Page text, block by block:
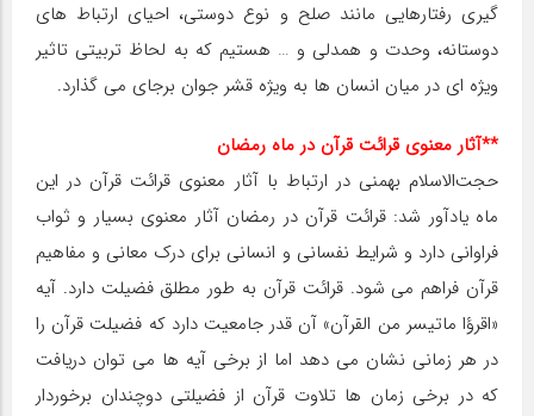
گیری رفتارهایی مانند صلح و نوع دوستی، احیای ارتباط های
دوستانه، وحدت و همدلی و … هستیم که به لحاظ تربیتی تاثیر
ویژه ای در میان انسان ها به ویژه قشر جوان برجای می گذارد.
**آثار معنوی قرائت قرآن در ماه رمضان
حجت‌الاسلام بهمنی در ارتباط با آثار معنوی قرائت قرآن در این
ماه یادآور شد: قرائت قرآن در رمضان آثار معنوی بسیار و ثواب
فراوانی دارد و شرایط نفسانی و انسانی برای درک معانی و مفاهیم
قرآن فراهم می شود. قرائت قرآن به طور مطلق فضیلت دارد. آیه
«اقرؤا ماتیسر من القرآن» آن قدر جامعیت دارد که فضیلت قرآن را
در هر زمانی نشان می دهد اما از برخی آیه ها می توان دریافت
که در برخی زمان ها تلاوت قرآن از فضیلتی دوچندان برخوردار